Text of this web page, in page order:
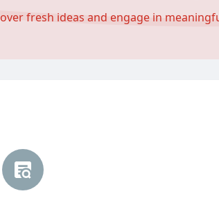
fresh ideas and engage in